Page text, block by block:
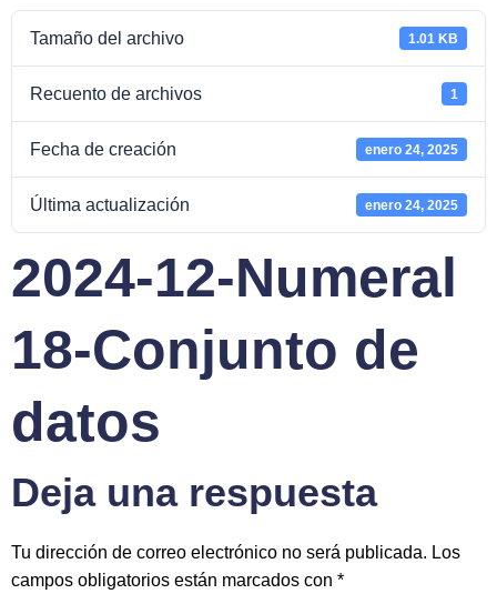
Tamaño del archivo 1.01 KB
Recuento de archivos 1
Fecha de creación enero 24, 2025
Última actualización enero 24, 2025
2024-12-Numeral
18-Conjunto de
datos
Deja una respuesta
Tu dirección de correo electrónico no será publicada. Los
campos obligatorios están marcados con *